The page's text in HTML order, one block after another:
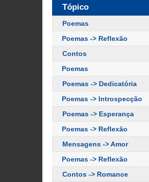
Tópico
Poemas
Poemas -> Reflexão
Contos
Poemas
Poemas -> Dedicatória
Poemas -> Introspecção
Poemas -> Esperança
Poemas -> Reflexão
Mensagens -> Amor
Poemas -> Reflexão
Contos -> Romance